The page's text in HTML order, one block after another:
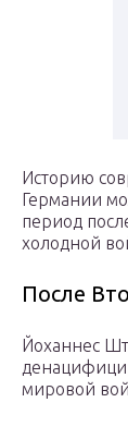
Историю
Германии
период
холодной
После
Йоханнес
мировой